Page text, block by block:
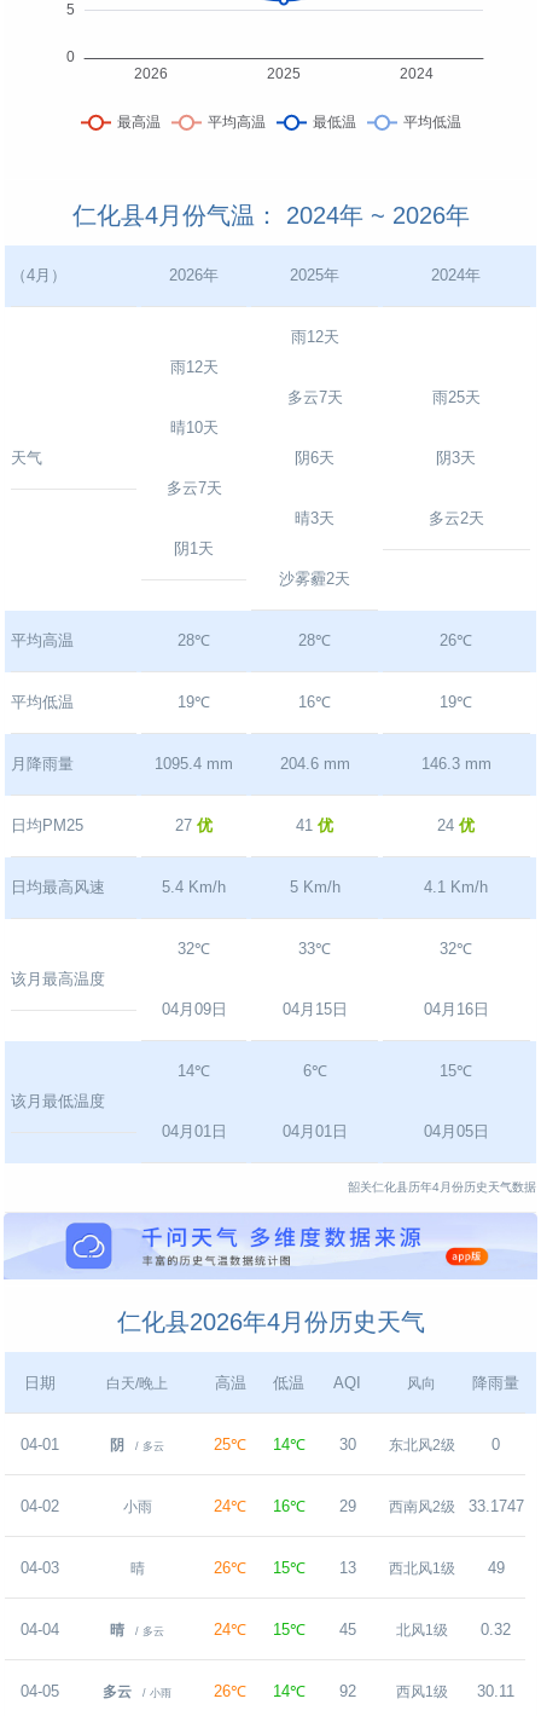
仁化县4月份气温： 2024年 ~ 2026年
（4月） 2026年 2025年 2024年
天气
雨12天
晴10天
多云7天
阴1天
雨12天
多云7天
阴6天
晴3天
沙雾霾2天
雨25天
阴3天
多云2天
平均高温 28℃ 28℃ 26℃
平均低温 19℃ 16℃ 19℃
月降雨量 1095.4 mm 204.6 mm 146.3 mm
日均PM25 27优 41优 24优
日均最高风速 5.4 Km/h 5 Km/h 4.1 Km/h
该月最高温度
32℃
04月09日
33℃
04月15日
32℃
04月16日
该月最低温度
14℃
04月01日
6℃
04月01日
15℃
04月05日
韶关仁化县历年4月份历史天气数据
仁化县2026年4月份历史天气
日期 白天/晚上 高温 低温 AQI 风向 降雨量
04-01 阴 / 多云 25℃ 14℃ 30 东北风2级 0
04-02 小雨 24℃ 16℃ 29 西南风2级 33.1747
04-03 晴 26℃ 15℃ 13 西北风1级 49
04-04 晴 / 多云 24℃ 15℃ 45 北风1级 0.32
04-05 多云 / 小雨 26℃ 14℃ 92 西风1级 30.11